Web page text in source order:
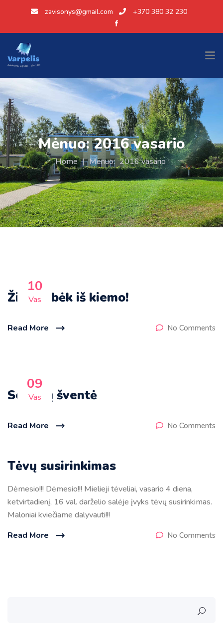
zavisonys@gmail.com +370 380 32 230
Mėnuo:2016 vasario
Home | Mėnuo: 2016 vasario
10
Vas
Žiema, bėk iš kiemo!
Read More No Comments
09
Vas
Senelių šventė
Read More No Comments
Tėvų susirinkimas
Dėmesio!!! Dėmesio!!! Mielieji tėveliai, vasario 4 diena,
ketvirtadienį, 16 val. darželio salėje įvyks tėvų susirinkimas.
Maloniai kviečiame dalyvauti!!!
Read More
No Comments